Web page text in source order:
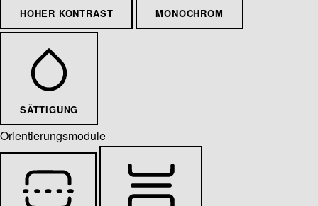
HOHER KONTRAST MONOCHROM
SÄTTIGUNG
Orientierungsmodule